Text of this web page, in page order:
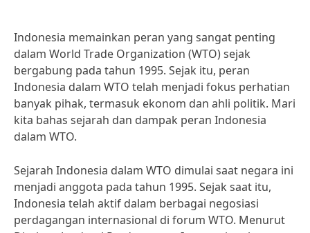
Indonesia memainkan peran yang sangat penting
dalam World Trade Organization (WTO) sejak
bergabung pada tahun 1995. Sejak itu, peran
Indonesia dalam WTO telah menjadi fokus perhatian
banyak pihak, termasuk ekonom dan ahli politik. Mari
kita bahas sejarah dan dampak peran Indonesia
dalam WTO.
Sejarah Indonesia dalam WTO dimulai saat negara ini
menjadi anggota pada tahun 1995. Sejak saat itu,
Indonesia telah aktif dalam berbagai negosiasi
perdagangan internasional di forum WTO. Menurut